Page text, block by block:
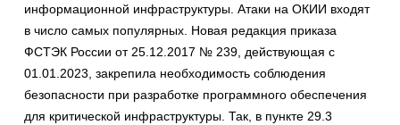
информационной инфраструктуры. Атаки на ОКИИ входят
в число самых популярных. Новая редакция приказа
ФСТЭК России от 25.12.2017 № 239, действующая с
01.01.2023, закрепила необходимость соблюдения
безопасности при разработке программного обеспечения
для критической инфраструктуры. Так, в пункте 29.3